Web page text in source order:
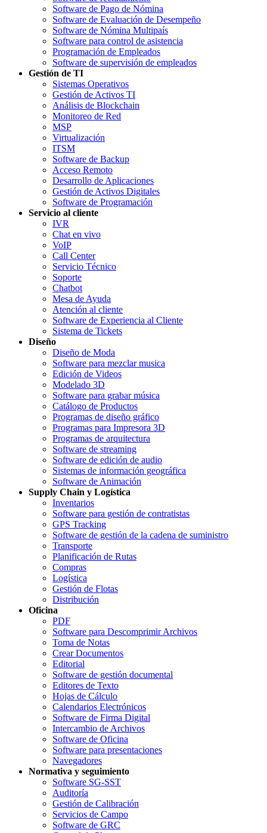
Software de Pago de Nómina
Software de Evaluación de Desempeño
Software de Nómina Multipaís
Software para control de asistencia
Programación de Empleados
Software de supervisión de empleados
Gestión de TI
Sistemas Operativos
Gestión de Activos TI
Análisis de Blockchain
Monitoreo de Red
MSP
Virtualización
ITSM
Software de Backup
Acceso Remoto
Desarrollo de Aplicaciones
Gestión de Activos Digitales
Software de Programación
Servicio al cliente
IVR
Chat en vivo
VoIP
Call Center
Servicio Técnico
Soporte
Chatbot
Mesa de Ayuda
Atención al cliente
Software de Experiencia al Cliente
Sistema de Tickets
Diseño
Diseño de Moda
Software para mezclar musica
Edición de Videos
Modelado 3D
Software para grabar música
Catálogo de Productos
Programas de diseño gráfico
Programas para Impresora 3D
Programas de arquitectura
Software de streaming
Software de edición de audio
Sistemas de información geográfica
Software de Animación
Supply Chain y Logística
Inventarios
Software para gestión de contratistas
GPS Tracking
Software de gestión de la cadena de suministro
Transporte
Planificación de Rutas
Compras
Logística
Gestión de Flotas
Distribución
Oficina
PDF
Software para Descomprimir Archivos
Toma de Notas
Crear Documentos
Editorial
Software de gestión documental
Editores de Texto
Hojas de Cálculo
Calendarios Electrónicos
Software de Firma Digital
Intercambio de Archivos
Software de Oficina
Software para presentaciones
Navegadores
Normativa y seguimiento
Software SG-SST
Auditoría
Gestión de Calibración
Servicios de Campo
Software de GRC